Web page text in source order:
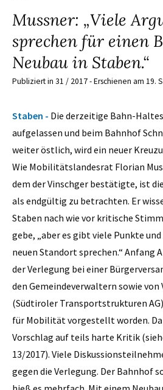
Mussner: „Viele
sprechen für einen
Neubau in Staben.“
Publiziert in 31 / 2017 - Erschienen am 19.
Staben - Die derzeitige Bahn-
aufgelassen und beim Bahnhof
weiter östlich, wird ein neuer
Wie Mobilitätslandesrat Florian
dem der Vinschger bestätigte, ist
als endgültig zu betrachten. Er
Staben nach wie vor kritische
gebe, „aber es gibt viele Punkte
neuen Standort sprechen.“ Anfang
der Verlegung bei einer
den Gemeindeverwaltern sowie von
(Südtiroler Transportstrukturen
für Mobilität vorgestellt worden.
Vorschlag auf teils harte Kritik
13/2017). Viele
gegen die Verlegung. Der Bahnhof